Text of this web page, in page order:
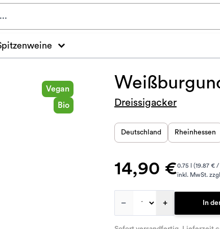
Vegan
Bio
Dreissigacker
Deutschland Rheinhessen
14,90 €0.75 l (19.87 € /
inkl. MwSt.
– + In